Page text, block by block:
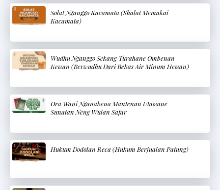
Solat Nganggo Kacamata (Shalat Memakai
Kacamata)
Wudhu Nganggo Sekang Turahane Ombenan
Kewan (Berwudhu Dari Bekas Air Minum Hewan)
Ora Wani Nganakena Mantenan Utawane
Sunatan Neng Wulan Safar
Hukum Dodolan Reca (Hukum Berjualan Patung)